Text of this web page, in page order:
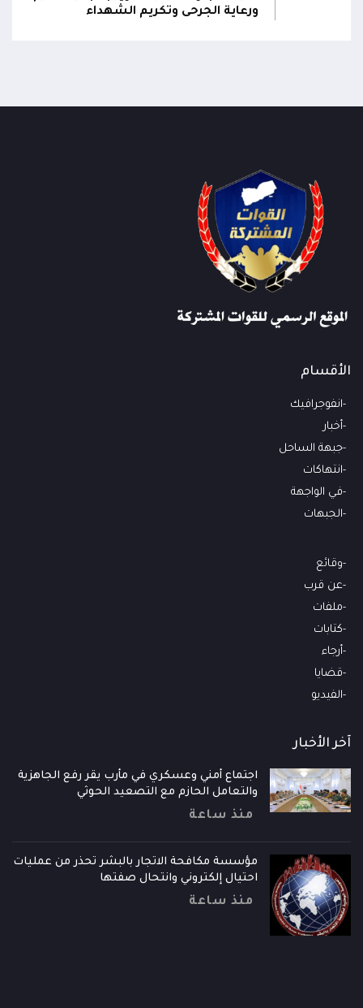
ورعاية الجرحى وتكريم الشهداء
الأقسام
انفوجرافيك
أخبار
جبهة الساحل
انتهاكات
في الواجهة
الجبهات
وقائع
عن قرب
ملفات
كتابات
أرجاء
قضايا
الفيديو
آخر الأخبار
اجتماع أمني وعسكري في مأرب يقر رفع الجاهزية
والتعامل الحازم مع التصعيد الحوثي
منذ ساعة
مؤسسة مكافحة الاتجار بالبشر تحذر من عمليات
احتيال إلكتروني وانتحال صفتها
منذ ساعة